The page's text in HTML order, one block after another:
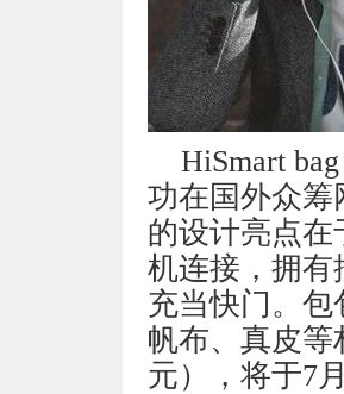
HiSmart
功在国外众筹
的设计亮点
机连接，拥有
充当快门。
帆布、真皮等
元），将于7